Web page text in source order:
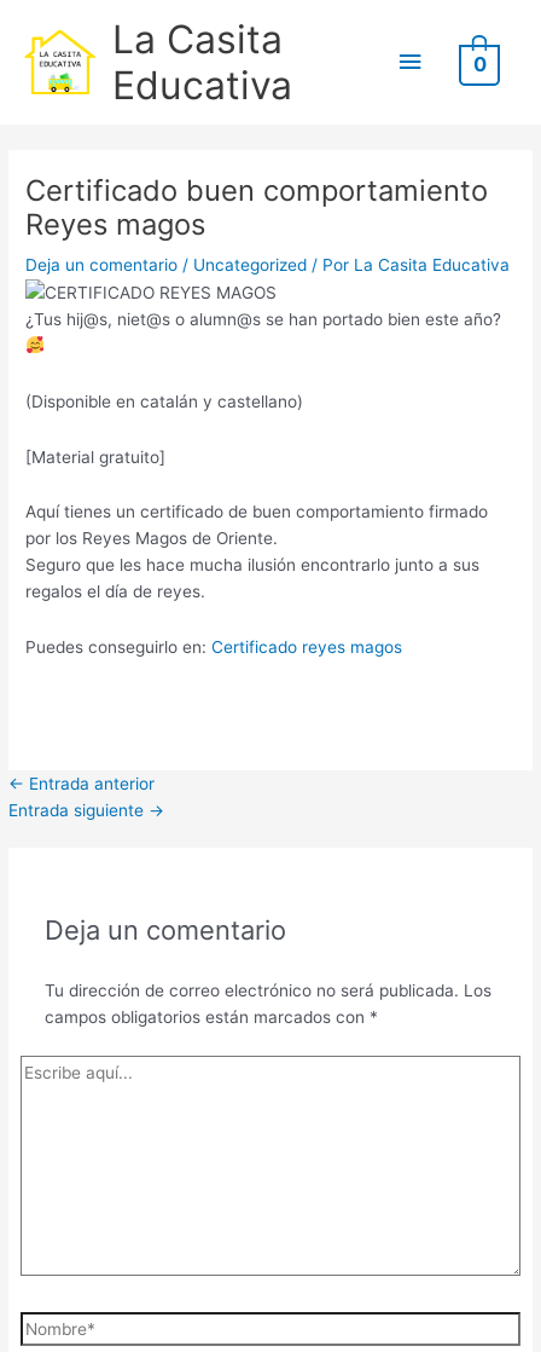
contenido
La Casita
Educativa
principal
0
Certificado buen comportamiento
Reyes magos
Deja un comentario / Uncategorized / Por La Casita Educativa
¿Tus hij@s, niet@s o alumn@s se han portado bien este año?
(Disponible en catalán y castellano)
[Material gratuito]
Aquí tienes un certificado de buen comportamiento firmado
por los Reyes Magos de Oriente.
Seguro que les hace mucha ilusión encontrarlo junto a sus
regalos el día de reyes.
Puedes conseguirlo en:Certificado reyes magos
← Entrada anterior
Entrada siguiente →
Deja un comentario
Tu dirección de correo electrónico no será publicada. Los
campos obligatorios están marcados con *
u
r
p
r